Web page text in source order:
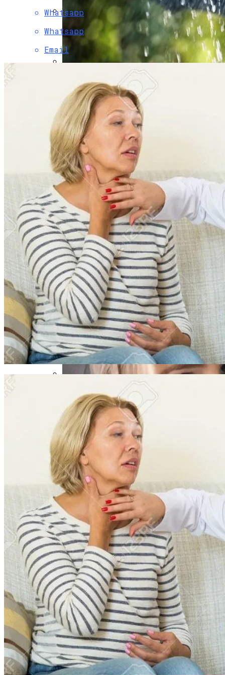
Растущая Концентрация Власти В
Руках Си Цзиньпина: Мир Не Обмануть
Военные Рельсы Спасут Британскую
Экономику?
На Какую Зарплату Могут
Рассчитывать Украинцы За Рубежом:
Советы Для Беженцев
Коронавирус В США Оказался
Смертоноснее «испанки» 1918 Года
Извержение Вулкана На Юге Исландии:
Чрезвычайное Положение И Эвакуация
Индия Не Будет Спрашивать
Разрешения На Запуск Моделей ИИ
Вредно, Но Выгодно: В США Запрет На
Асбест Приняли Только Сейчас
В Украине Вновь Ожидаются
Проливные Дожди
В Зоне ООС Ранен Один Украинский
Воин
Российской Телеведущей Запретили
Въезд В Украину
Whatsapp
Whatsapp
Email